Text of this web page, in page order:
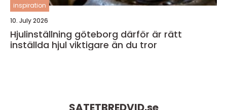
inspiration
10. July 2026
Hjulinställning göteborg därför är rätt
inställda hjul viktigare än du tror